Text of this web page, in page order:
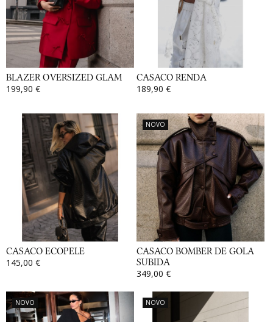
BLAZER OVERSIZED GLAM
199,90 €
CASACO RENDA
189,90 €
CASACO ECOPELE
145,00 €
NOVO
CASACO BOMBER DE GOLA
SUBIDA
349,00 €
NOVO NOVO